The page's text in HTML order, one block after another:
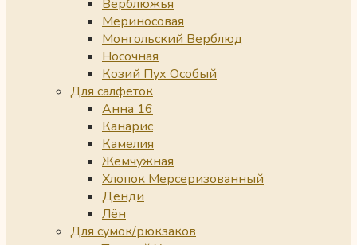
Верблюжья
Мериносовая
Монгольский Верблюд
Носочная
Козий Пух Особый
Для салфеток
Анна 16
Канарис
Камелия
Жемчужная
Хлопок Мерсеризованный
Денди
Лён
Для сумок/рюкзаков